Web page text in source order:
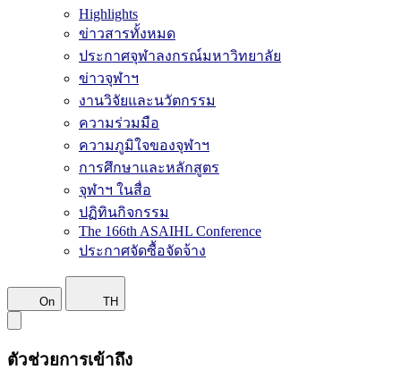
Highlights
ข่าวสารทั้งหมด
ประกาศจุฬาลงกรณ์มหาวิทยาลัย
ข่าวจุฬาฯ
งานวิจัยและนวัตกรรม
ความร่วมมือ
ความภูมิใจของจุฬาฯ
การศึกษาและหลักสูตร
จุฬาฯ ในสื่อ
ปฏิทินกิจกรรม
The 166th ASAIHL Conference
ประกาศจัดซื้อจัดจ้าง
On TH
ตัวช่วยการเข้าถึง